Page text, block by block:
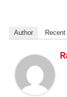
Author